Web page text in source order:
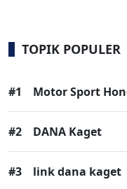
TOPIK POPULER
#1 Motor Sport
#2 DANA Kaget
#3 link dana kaget